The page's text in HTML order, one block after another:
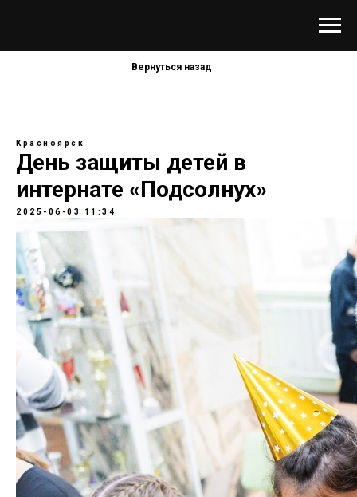
Вернуться назад
Красноярск
День защиты детей в
интернате «Подсолнух»
2025-06-03 11:34